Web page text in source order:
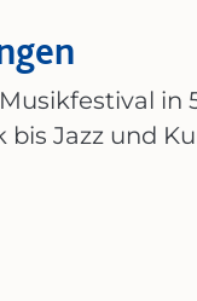
in
Jazz und